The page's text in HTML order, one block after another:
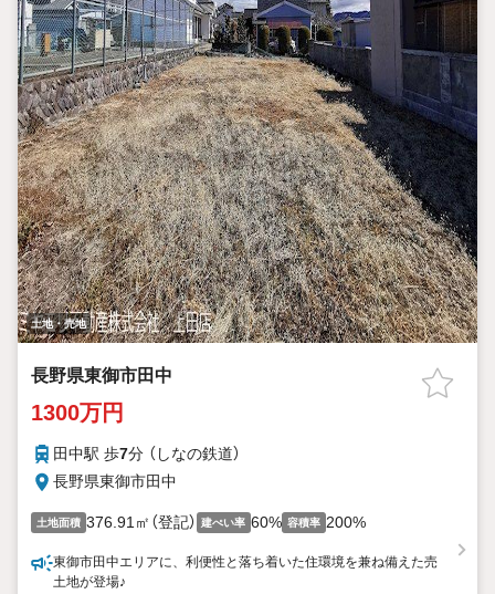
土地・売地
長野県東御市田中
1300万円
田中駅 歩7分 （しなの鉄道）
長野県東御市田中
土地面積 376.91㎡（登記） 建ぺい率 60% 容積率 200%
東御市田中エリアに、利便性と落ち着いた住環境を兼ね備えた売
土地が登場♪